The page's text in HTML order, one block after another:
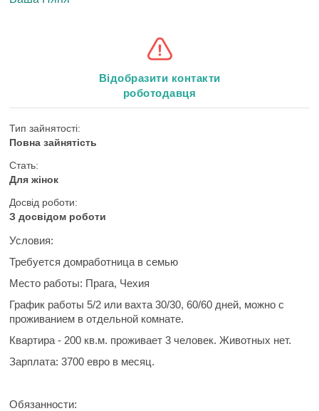
Відобразити контакти
роботодавця
Тип зайнятості:
Повна зайнятість
Стать:
Для жінок
Досвід роботи:
З досвідом роботи
Условия:
Требуется домработница в семью
Место работы: Прага, Чехия
График работы 5/2 или вахта 30/30, 60/60 дней, можно с
проживанием в отдельной комнате.
Квартира - 200 кв.м. проживает 3 человек. Животных нет.
Зарплата: 3700 евро в месяц.
Обязанности: